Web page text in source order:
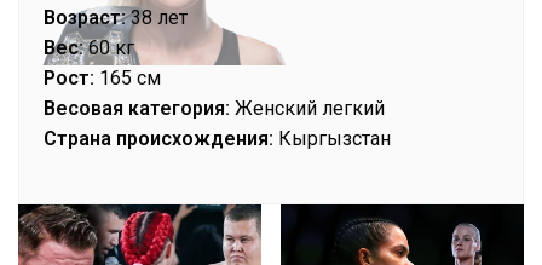
Возраст:38 лет
Вес:60 кг
Рост: 165 см
Весовая категория: Женский легкий
Страна происхождения: Кыргызстан